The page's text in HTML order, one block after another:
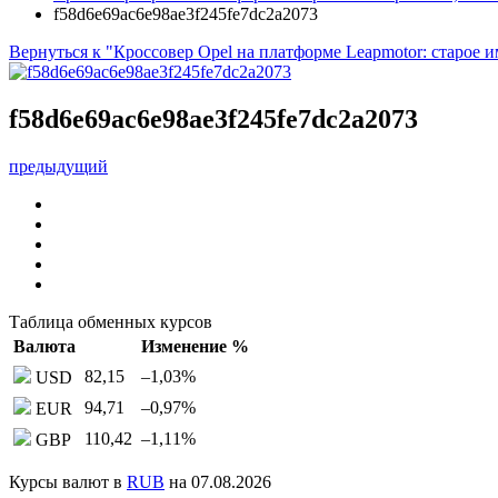
f58d6e69ac6e98ae3f245fe7dc2a2073
Вернуться к "Кроссовер Opel на платформе Leapmotor: старое
f58d6e69ac6e98ae3f245fe7dc2a2073
предыдущий
Таблица обменных курсов
Валюта
Изменение %
USD
82,15 –1,03%
EUR
94,71 –0,97%
GBP
110,42 –1,11%
Курсы валют в RUB на 07.08.2026